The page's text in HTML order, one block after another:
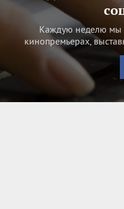
Каждую неделю мы
кинопремьерах,